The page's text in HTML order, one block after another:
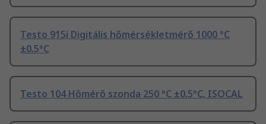
Testo 915i Digitális hőmérsékletmérő 1000 °C
±0.5°C
Testo 104 Hőmérő szonda 250 °C ±0.5°C, ISOCAL